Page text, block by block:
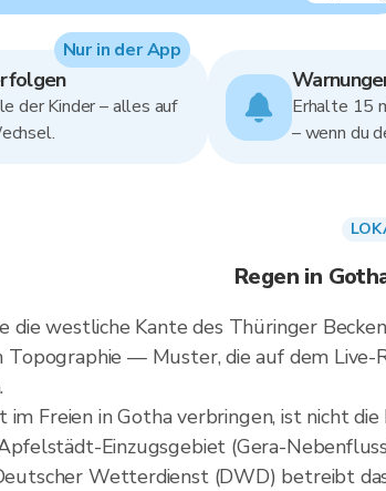
der Kinder – alles auf
Nur in der App
Erhalte 15
– wenn du
Regen in
die westliche Kante des Thüringer
— Muster, die auf dem Live-
im Freien in Gotha verbringen, ist nicht
Einzugsgebiet (Gera-
Wetterdienst (DWD) betreibt